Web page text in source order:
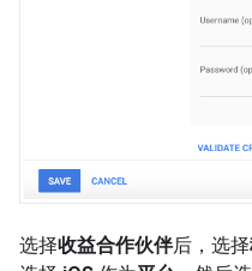
选择收益合作伙伴后，选择